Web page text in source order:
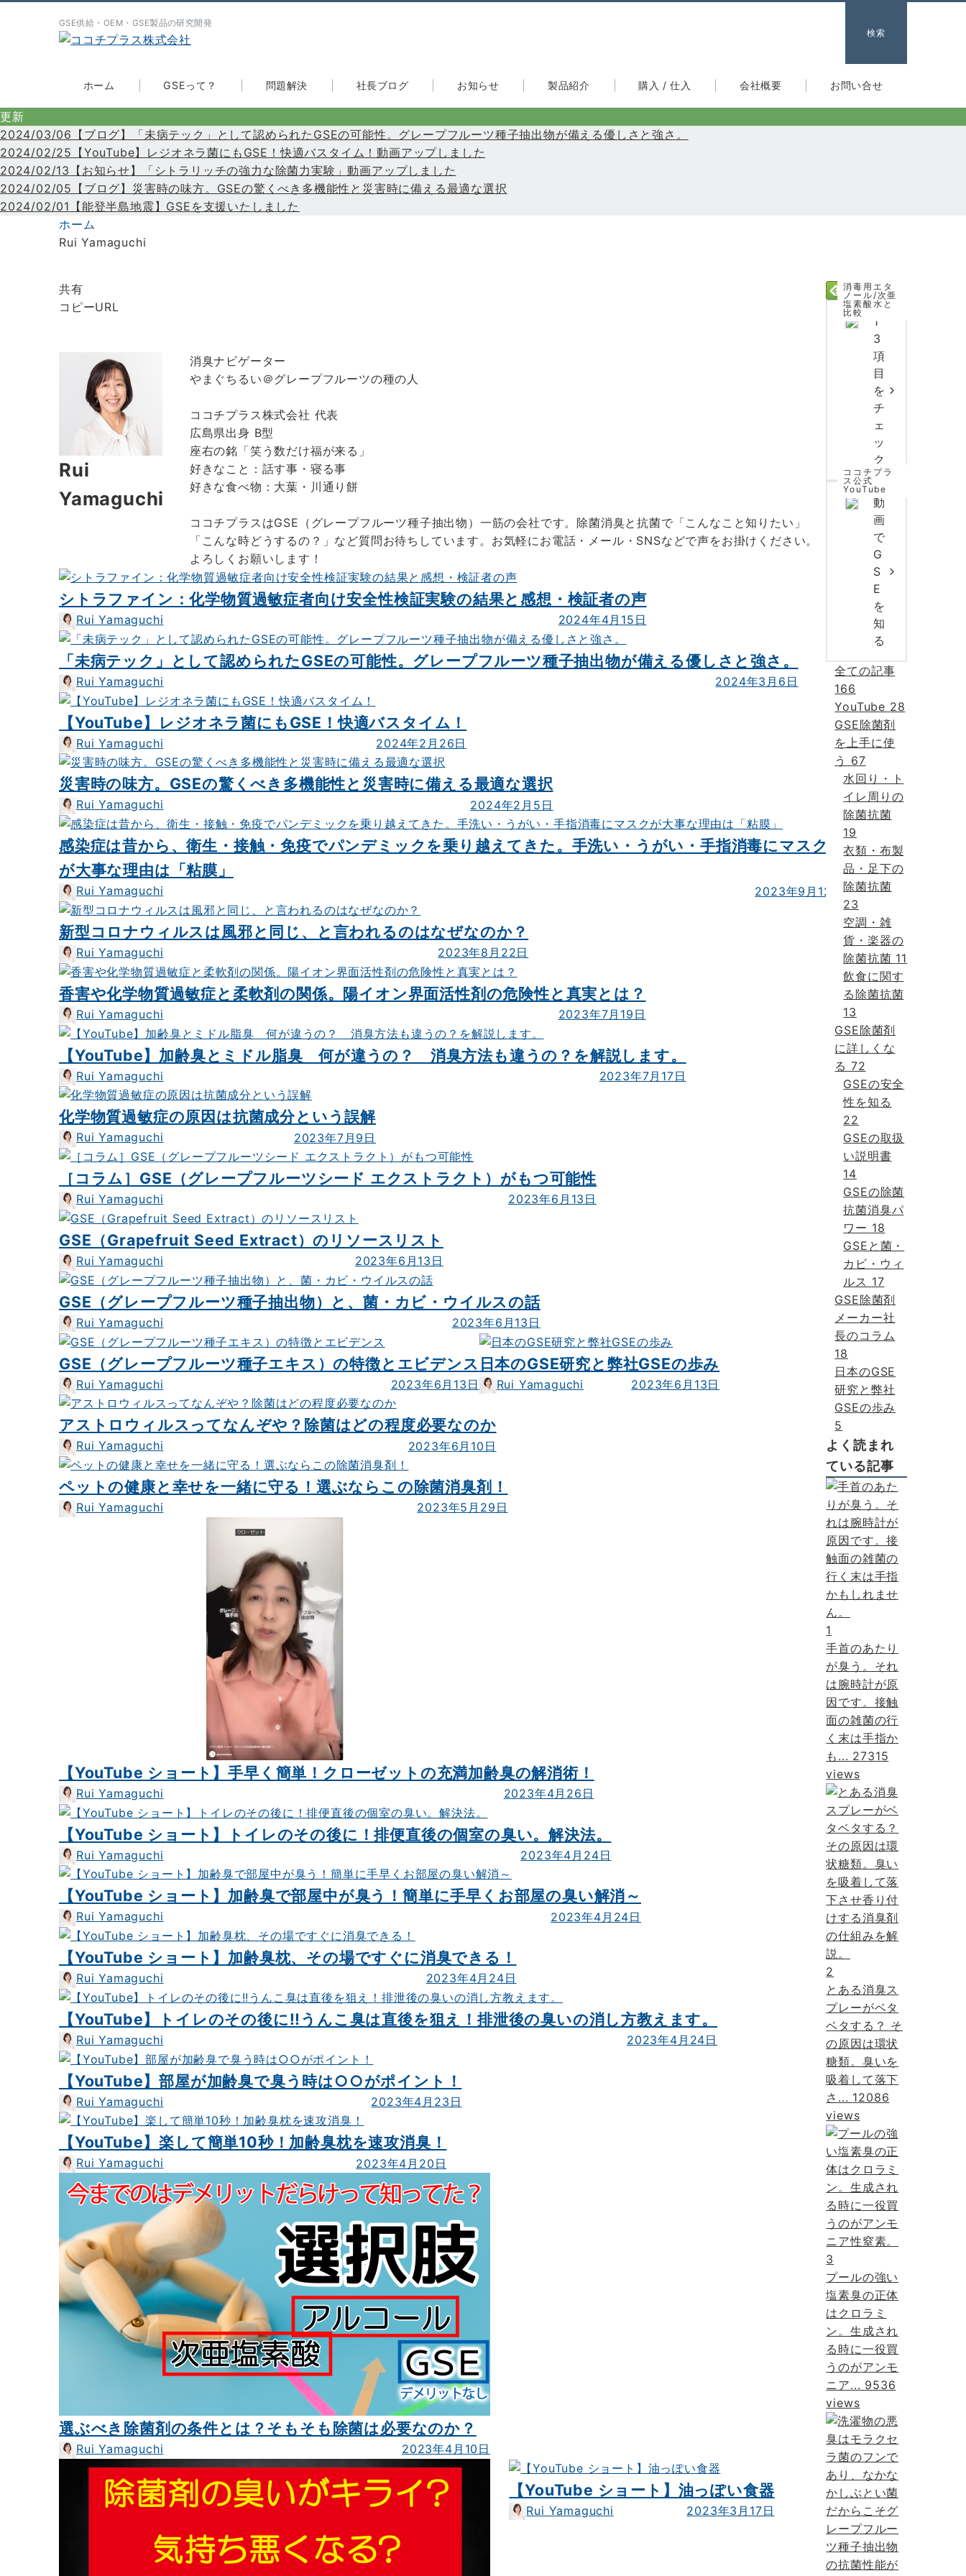
GSE供給・OEM・GSE製品の研究開発
検索
ホーム GSEって？ 問題解決 社長ブログ お知らせ 製品紹介 購入 / 仕入 会社概要 お問い合せ
更新
2024/03/06【ブログ】「未病テック」として認められたGSEの可能性。グレープフルーツ種子抽出物が備える優しさと強さ。
2024/02/25【YouTube】レジオネラ菌にもGSE！快適バスタイム！動画アップしました
2024/02/13【お知らせ】「シトラリッチの強力な除菌力実験」動画アップしました
2024/02/05【ブログ】災害時の味方。GSEの驚くべき多機能性と災害時に備える最適な選択
2024/02/01【能登半島地震】GSEを支援いたしました
ホーム
Rui Yamaguchi
共有
コピーURL
Rui
Yamaguchi
消臭ナビゲーター
やまぐちるい＠グレープフルーツの種の人
ココチプラス株式会社 代表
広島県出身 B型
座右の銘「笑う数だけ福が来る」
好きなこと：話す事・寝る事
好きな食べ物：大葉・川通り餅
ココチプラスはGSE（グレープフルーツ種子抽出物）一筋の会社です。除菌消臭と抗菌で「こんなこと知りたい」
「こんな時どうするの？」など質問お待ちしています。お気軽にお電話・メール・SNSなどで声をお掛けください。
よろしくお願いします！
シトラファイン：化学物質過敏症者向け安全性検証実験の結果と感想・検証者の声
2024年4月15日
Rui Yamaguchi
「未病テック」として認められたGSEの可能性。グレープフルーツ種子抽出物が備える優しさと強さ。
2024年3月6日
Rui Yamaguchi
【YouTube】レジオネラ菌にもGSE！快適バスタイム！
2024年2月26日
Rui Yamaguchi
災害時の味方。GSEの驚くべき多機能性と災害時に備える最適な選択
2024年2月5日
Rui Yamaguchi
感染症は昔から、衛生・接触・免疫でパンデミックを乗り越えてきた。手洗い・うがい・手指消毒にマスク
が大事な理由は「粘膜」
2023年9月12日
Rui Yamaguchi
新型コロナウィルスは風邪と同じ、と言われるのはなぜなのか？
2023年8月22日
Rui Yamaguchi
香害や化学物質過敏症と柔軟剤の関係。陽イオン界面活性剤の危険性と真実とは？
2023年7月19日
Rui Yamaguchi
【YouTube】加齢臭とミドル脂臭 何が違うの？ 消臭方法も違うの？を解説します。
2023年7月17日
Rui Yamaguchi
化学物質過敏症の原因は抗菌成分という誤解
2023年7月9日
Rui Yamaguchi
［コラム］GSE（グレープフルーツシード エクストラクト）がもつ可能性
2023年6月13日
Rui Yamaguchi
GSE（Grapefruit Seed Extract）のリソースリスト
2023年6月13日
Rui Yamaguchi
GSE（グレープフルーツ種子抽出物）と、菌・カビ・ウイルスの話
2023年6月13日
Rui Yamaguchi
GSE（グレープフルーツ種子エキス）の特徴とエビデンス
2023年6月13日
Rui Yamaguchi
日本のGSE研究と弊社GSEの歩み
2023年6月13日
Rui Yamaguchi
アストロウィルスってなんぞや？除菌はどの程度必要なのか
2023年6月10日
Rui Yamaguchi
ペットの健康と幸せを一緒に守る！選ぶならこの除菌消臭剤！
2023年5月29日
Rui Yamaguchi
【YouTube ショート】手早く簡単！クローゼットの充満加齢臭の解消術！
2023年4月26日
Rui Yamaguchi
【YouTube ショート】トイレのその後に！排便直後の個室の臭い。解決法。
2023年4月24日
Rui Yamaguchi
【YouTube ショート】加齢臭で部屋中が臭う！簡単に手早くお部屋の臭い解消～
2023年4月24日
Rui Yamaguchi
【YouTube ショート】加齢臭枕、その場ですぐに消臭できる！
2023年4月24日
Rui Yamaguchi
【YouTube】トイレのその後に!!うんこ臭は直後を狙え！排泄後の臭いの消し方教えます。
2023年4月24日
Rui Yamaguchi
【YouTube】部屋が加齢臭で臭う時は○○がポイント！
2023年4月23日
Rui Yamaguchi
【YouTube】楽して簡単10秒！加齢臭枕を速攻消臭！
2023年4月20日
Rui Yamaguchi
選ぶべき除菌剤の条件とは？そもそも除菌は必要なのか？
2023年4月10日
Rui Yamaguchi
【YouTube ショート】油っぽい食器
2023年3月17日
Rui Yamaguchi
消毒用エタ
ノール/次亜
塩素酸水と
比較
1
3
項
目
を
チ
ェ
ッ
ク
ココチプラ
ス公式
YouTube
動
画
で
G
S
E
を
知
る
全ての記事
166
YouTube 28
GSE除菌剤
を上手に使
う 67
水回り・ト
イレ周りの
除菌抗菌
19
衣類・布製
品・足下の
除菌抗菌
23
空調・雑
貨・楽器の
除菌抗菌 11
飲食に関す
る除菌抗菌
13
GSE除菌剤
に詳しくな
る 72
GSEの安全
性を知る
22
GSEの取扱
い説明書
14
GSEの除菌
抗菌消臭パ
ワー 18
GSEと菌・
カビ・ウィ
ルス 17
GSE除菌剤
メーカー社
長のコラム
18
日本のGSE
研究と弊社
GSEの歩み
5
よく読まれ
ている記事
1
手首のあたり
が臭う。それ
は腕時計が原
因です。接触
面の雑菌の行
く末は手指か
も... 27315
views
2
とある消臭ス
プレーがベタ
ベタする？ そ
の原因は環状
糖類。臭いを
吸着して落下
さ... 12086
views
3
プールの強い
塩素臭の正体
はクロラミ
ン。生成され
る時に一役買
うのがアンモ
ニア... 9536
views